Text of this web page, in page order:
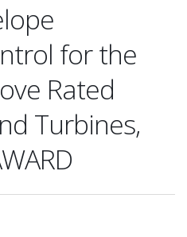
for the
Rated
Turbines,